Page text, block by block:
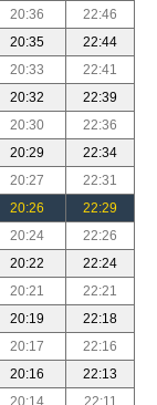
20:36
22:46
20:35
22:44
20:33
22:41
20:32
22:39
20:30
22:36
20:29
22:34
20:27
22:31
20:26
22:29
20:24
22:26
20:22
22:24
20:21
22:21
20:19
22:18
20:17
22:16
20:16
22:13
20:14 22:11